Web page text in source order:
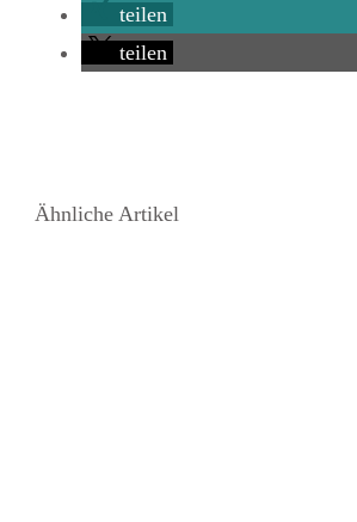
teilen
teilen
Ähnliche Artikel